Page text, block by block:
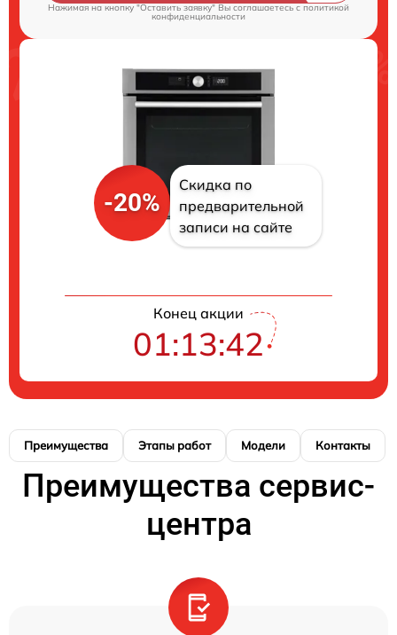
Нажимая на кнопку "Оставить заявку" Вы соглашаетесь cполитикой
конфиденциальности
-20%
Скидка по
предварительной
записи на сайте
Конец акции
01:13:41
Преимущества Этапы работ Модели Контакты
Преимущества сервис-
центра